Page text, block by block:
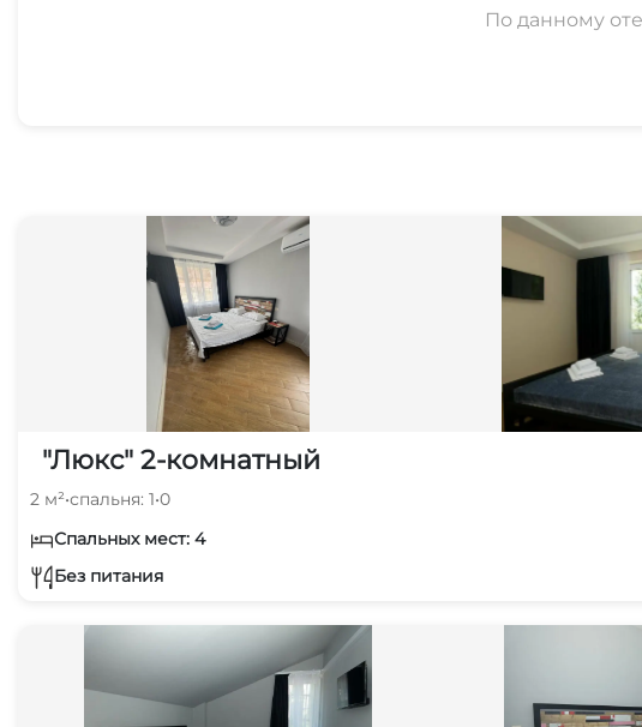
По данному
"Люкс" 2-комнатный
2 м²•спальня: 1•0
Спальных мест: 4
Без питания